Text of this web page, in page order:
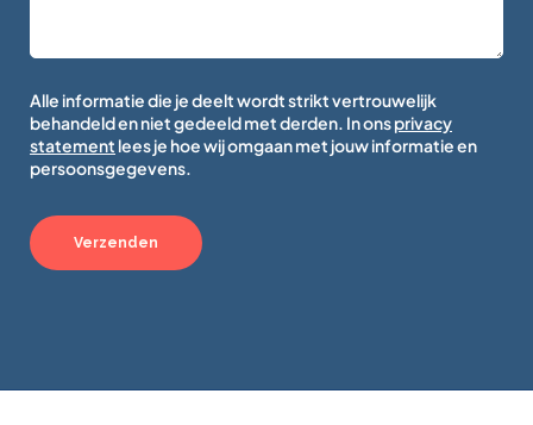
Alle informatie die je deelt wordt strikt vertrouwelijk
behandeld en niet gedeeld met derden. In onsprivacy
statementlees je hoe wij omgaan met jouw informatie en
persoonsgegevens.
Verzenden